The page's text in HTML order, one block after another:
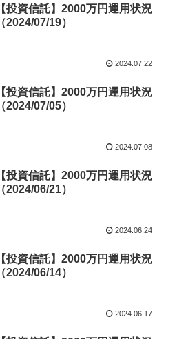
【投資信託】2000万円運用状況
（2024/07/19）
2024.07.22
【投資信託】2000万円運用状況
（2024/07/05）
2024.07.08
【投資信託】2000万円運用状況
（2024/06/21）
2024.06.24
【投資信託】2000万円運用状況
（2024/06/14）
2024.06.17